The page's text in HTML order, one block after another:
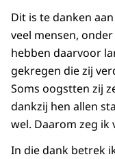
Dit is te danken
veel mensen,
hebben daarvoor
gekregen die zij
Soms oogstten zij
dankzij hen allen
wel. Daarom zeg ik
In die dank betrek